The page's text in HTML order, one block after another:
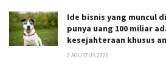
Ide bisnis yang muncul
punya uang 100 miliar
kesejahteraan khusus
2 AGUSTUS 2026